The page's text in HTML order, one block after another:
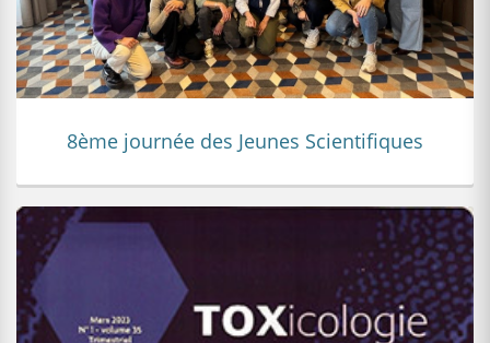
8ème journée des Jeunes Scientifiques